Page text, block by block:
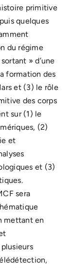
primitive
quelques
du régime
» d’une
formation des
et (3) le rôle
des corps
sur (1) le
(2)
et
et (3)
sera
mettant en